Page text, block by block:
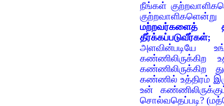
நீங்கள்
மற்றவர்களைத்
தீர்க்கப்படுவீர்கள்;
அளவின்படியே
கண்ணிலிருக்கிற
கண்ணில் உத்திரம்
உன்
சொல்வதெப்படி?